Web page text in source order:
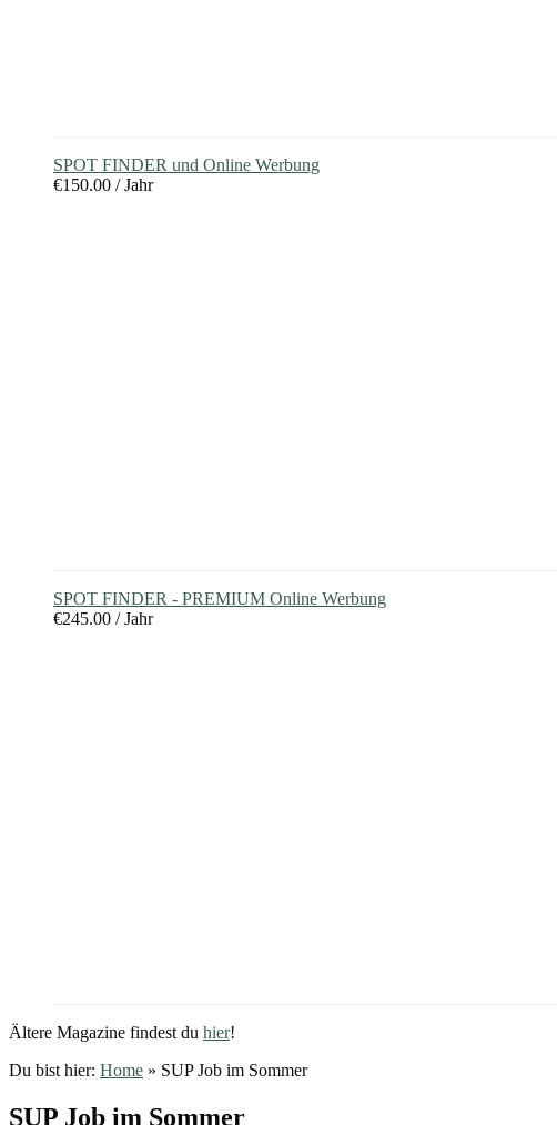
SPOT FINDER und Online Werbung
€150.00 / Jahr
SPOT FINDER - PREMIUM Online Werbung
€245.00 / Jahr
Ältere Magazine findest du hier!
Du bist hier: Home » SUP Job im Sommer
SUP Job im Sommer